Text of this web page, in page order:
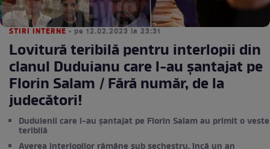
STIRI INTERNE • pe 12.02.2023 la 23:31
Lovitură teribilă pentru interlopii din
clanul Duduianu care l-au șantajat pe
Florin Salam / Fără număr, de la
judecători!
Duduienii care l-au șantajat pe Florin Salam au primit o veste
teribilă